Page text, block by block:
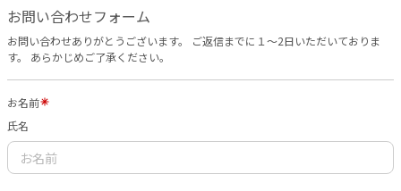
お問い合わせフォーム
お問い合わせありがとうございます。 ご返信までに１～2日いただいておりま
す。 あらかじめご了承ください。
お名前
氏名